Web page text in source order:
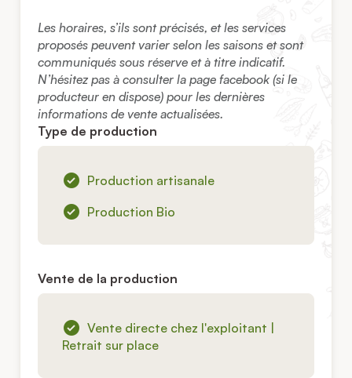
Les horaires, s’ils sont précisés, et les services
proposés peuvent varier selon les saisons et sont
communiqués sous réserve et à titre indicatif.
N’hésitez pas à consulter la page facebook (si le
producteur en dispose) pour les dernières
informations de vente actualisées.
Type de production
Production artisanale
Production Bio
Vente de la production
Vente directe chez l'exploitant |
Retrait sur place